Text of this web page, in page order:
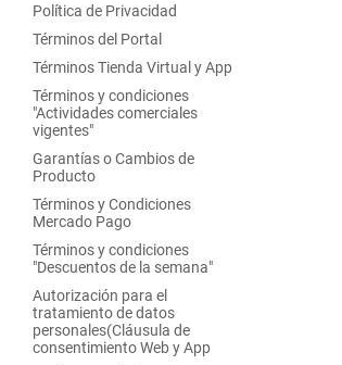
Política de Privacidad
Términos del Portal
Términos Tienda Virtual y App
Términos y condiciones
"Actividades comerciales
vigentes"
Garantías o Cambios de
Producto
Términos y Condiciones
Mercado Pago
Términos y condiciones
"Descuentos de la semana"
Autorización para el
tratamiento de datos
personales(Cláusula de
consentimiento Web y App